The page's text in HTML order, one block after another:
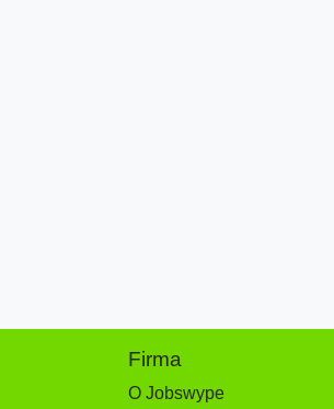
Firma
O Jobswype